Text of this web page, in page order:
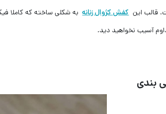
قالب این کفش کژوال زنانه به شکلی ساخته که کاملا
آسیب نخواهید دید.
بندی